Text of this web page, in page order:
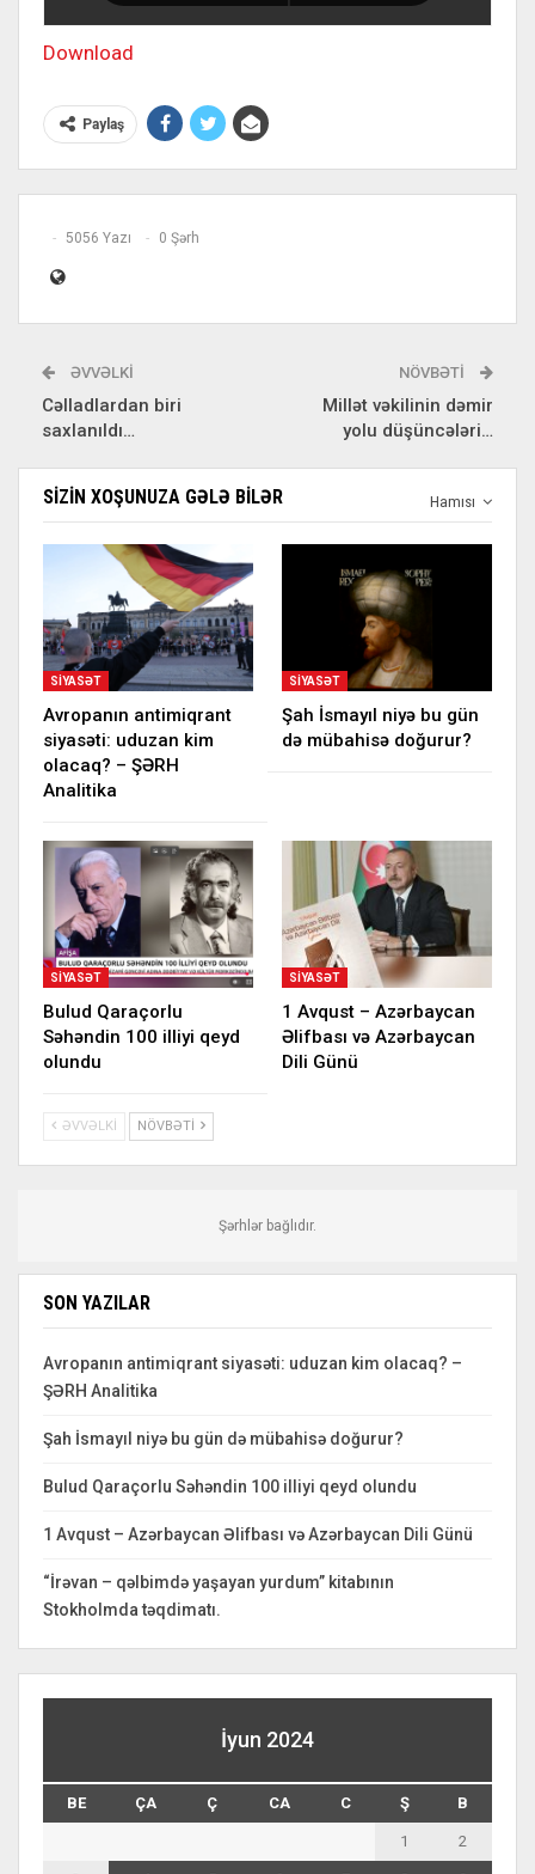
Download
Paylaş
5056 Yazı 0 Şərh
ƏVVƏLKI
Cəlladlardan biri
saxlanıldı…
NÖVBƏTI
Millət vəkilinin dəmir
yolu düşüncələri…
Hamısı
SIZIN XOŞUNUZA GƏLƏ BILƏR
SIYASƏT
Avropanın antimiqrant
siyasəti: uduzan kim
olacaq? – ŞƏRH
Analitika
SIYASƏT
Şah İsmayıl niyə bu gün
də mübahisə doğurur?
SIYASƏT
Bulud Qaraçorlu
Səhəndin 100 illiyi qeyd
olundu
SIYASƏT
1 Avqust – Azərbaycan
Əlifbası və Azərbaycan
Dili Günü
ƏVVƏLKI NÖVBƏTI
Şərhlər bağlıdır.
SON YAZILAR
Avropanın antimiqrant siyasəti: uduzan kim olacaq? –
ŞƏRH Analitika
Şah İsmayıl niyə bu gün də mübahisə doğurur?
Bulud Qaraçorlu Səhəndin 100 illiyi qeyd olundu
1 Avqust – Azərbaycan Əlifbası və Azərbaycan Dili Günü
“İrəvan – qəlbimdə yaşayan yurdum” kitabının
Stokholmda təqdimatı.
İyun 2024
BE ÇA Ç CA C Ş B
1 2